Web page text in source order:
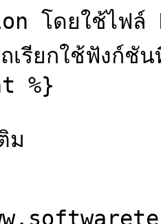
โดยใช้ไฟล์
รียกใช้ฟังก์ชั
ม